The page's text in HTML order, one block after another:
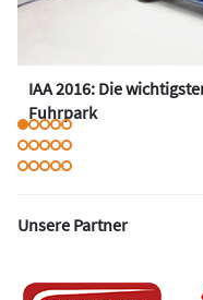
IAA 2016: Die
Fuhrpark
Unsere Partner